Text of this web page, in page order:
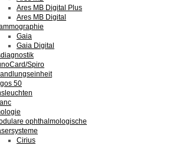
Ares MB Digital Plus
Ares MB Digital
Gaia
Gaia Digital
Spiro
50
ophthalmologische
Cirius